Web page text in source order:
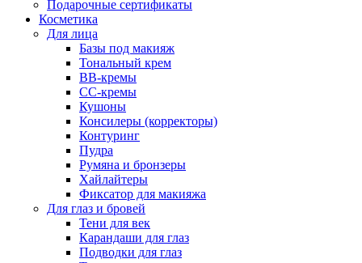
Подарочные сертификаты
Косметика
Для лица
Базы под макияж
Тональный крем
BB-кремы
CC-кремы
Кушоны
Консилеры (корректоры)
Контуринг
Пудра
Румяна и бронзеры
Хайлайтеры
Фиксатор для макияжа
Для глаз и бровей
Тени для век
Карандаши для глаз
Подводки для глаз